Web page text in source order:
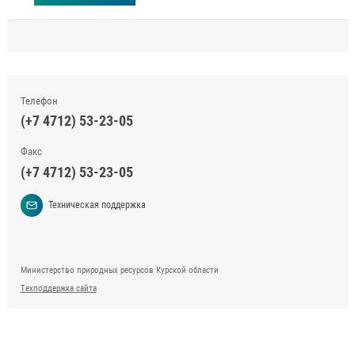
Телефон
(+7 4712) 53-23-05
Факс
(+7 4712) 53-23-05
Техническая поддержка
Министерство природных ресурсов Курской области
Техподдержка сайта